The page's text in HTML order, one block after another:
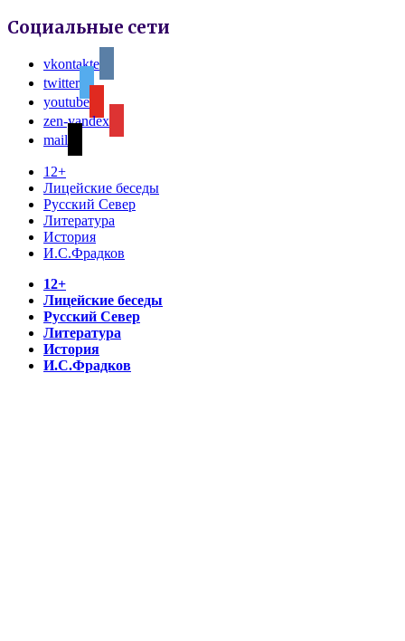
Социальные сети
vkontakte
twitter
youtube
zen-yandex
mail
12+
Лицейские беседы
Русский Север
Литература
История
И.С.Фрадков
12+
Лицейские беседы
Русский Север
Литература
История
И.С.Фрадков